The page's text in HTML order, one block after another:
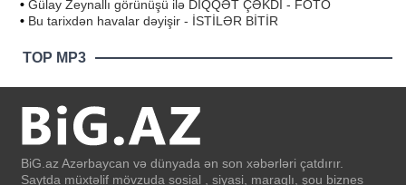
• Gülay Zeynallı görünüşü ilə DİQQƏT ÇƏKDİ - FOTO
• Bu tarixdən havalar dəyişir - İSTİLƏR BİTİR
TOP MP3
BiG.az Azərbaycan və dünyada ən son xəbərləri çatdırır.
Saytda müxtəlif mövzuda sosial , siyasi, maraqlı, şou biznes